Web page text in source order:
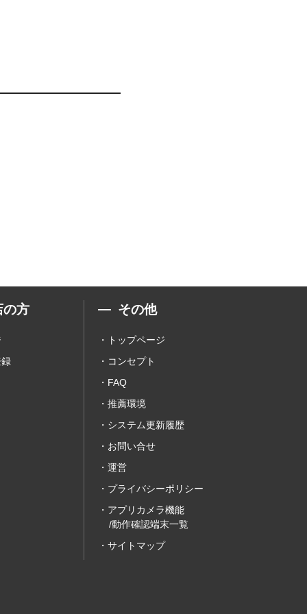
の方 その他
トップページ
コンセプト
FAQ
推薦環境
システム更新履歴
お問い合せ
運営
プライバシーポリシー
アプリカメラ機能
/動作確認端末一覧
サイトマップ